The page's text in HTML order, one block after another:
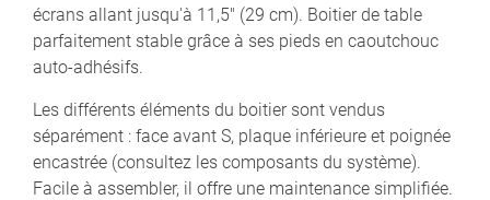
écrans allant jusqu'à 11,5" (29 cm). Boitier de table
parfaitement stable grâce à ses pieds en caoutchouc
auto-adhésifs.
Les différents éléments du boitier sont vendus
séparément : face avant S, plaque inférieure et poignée
encastrée (consultez les composants du système).
Facile à assembler, il offre une maintenance simplifiée.